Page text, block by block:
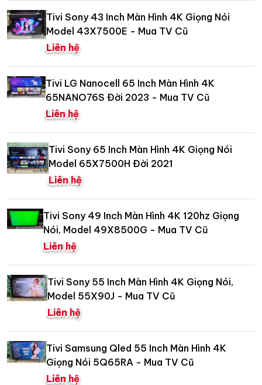
Tivi Sony 43 Inch Màn Hình 4K Giọng Nói
Model 43X7500E - Mua TV Cũ
Liên hệ
Tivi LG Nanocell 65 Inch Màn Hình 4K
65NANO76S Đời 2023 - Mua TV Cũ
Liên hệ
Tivi Sony 65 Inch Màn Hình 4K Giọng Nói
Model 65X7500H Đời 2021
Liên hệ
Tivi Sony 49 Inch Màn Hình 4K 120hz Giọng
Nói, Model 49X8500G - Mua TV Cũ
Liên hệ
Tivi Sony 55 Inch Màn Hình 4K Giọng Nói,
Model 55X90J - Mua TV Cũ
Liên hệ
Tivi Samsung Qled 55 Inch Màn Hình 4K
Giọng Nói 5Q65RA - Mua TV Cũ
Liên hệ